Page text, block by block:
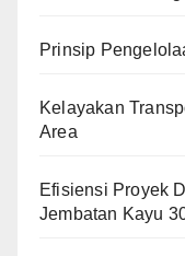
Prinsip
Kelayakan
Area
Efisiensi Proyek
Jembatan Kayu